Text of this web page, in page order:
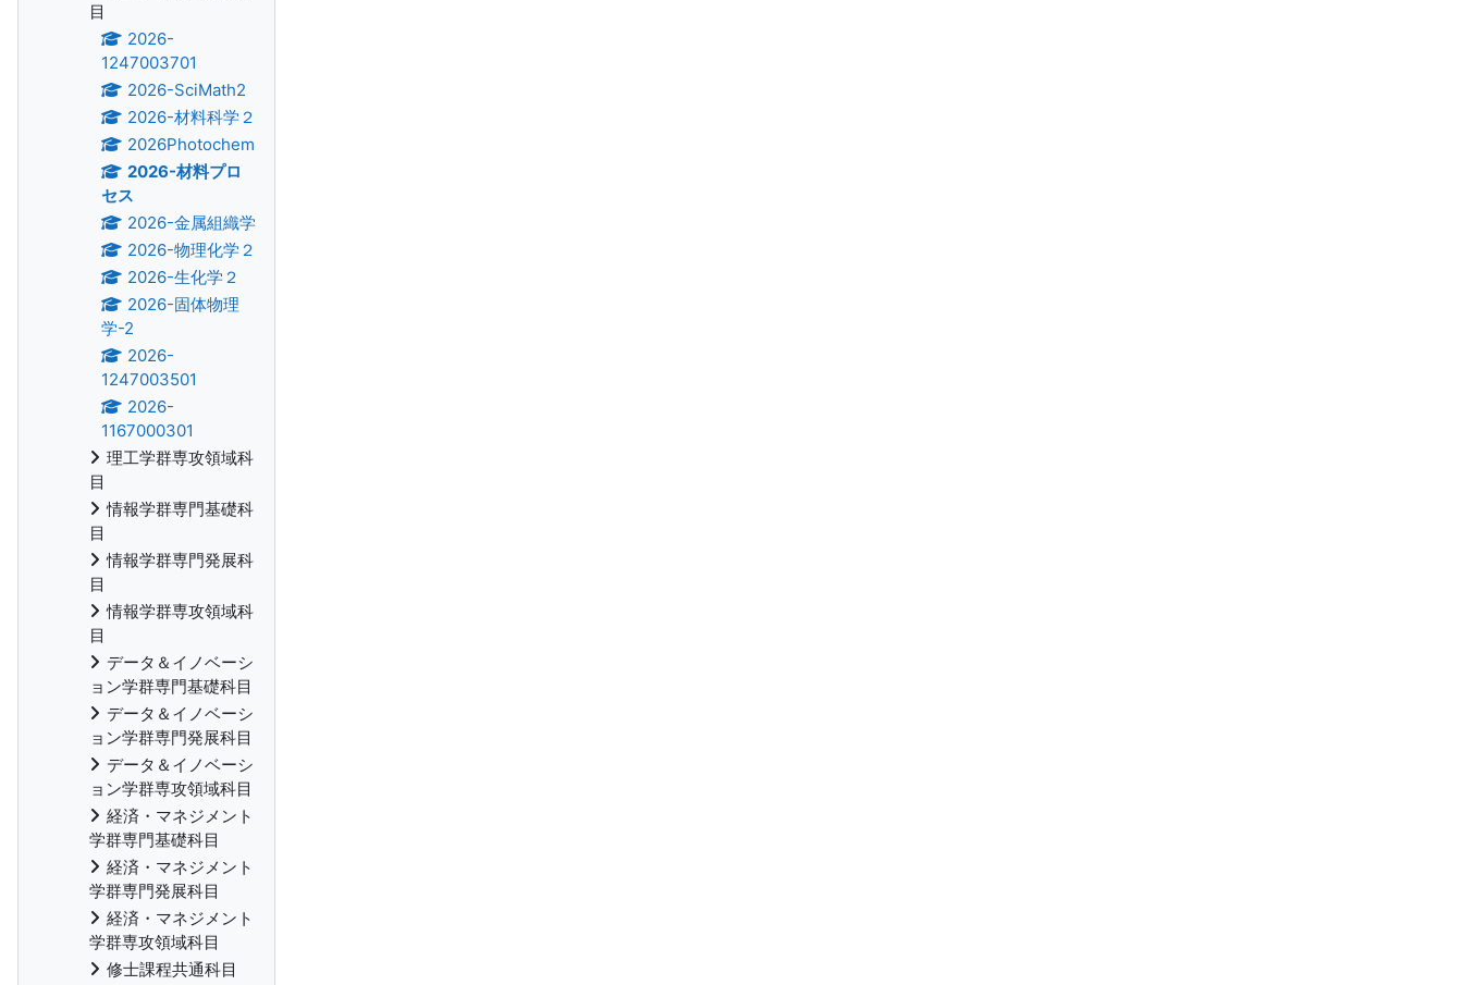
目
2026-
1247003701
2026-SciMath2
2026-材料科学２
2026Photochem
2026-材料プロ
セス
2026-金属組織学
2026-物理化学２
2026-生化学２
2026-固体物理
学-2
2026-
1247003501
2026-
1167000301
理工学群専攻領域科
目
情報学群専門基礎科
目
情報学群専門発展科
目
情報学群専攻領域科
目
データ＆イノベーシ
ョン学群専門基礎科目
データ＆イノベーシ
ョン学群専門発展科目
データ＆イノベーシ
ョン学群専攻領域科目
経済・マネジメント
学群専門基礎科目
経済・マネジメント
学群専門発展科目
経済・マネジメント
学群専攻領域科目
修士課程共通科目